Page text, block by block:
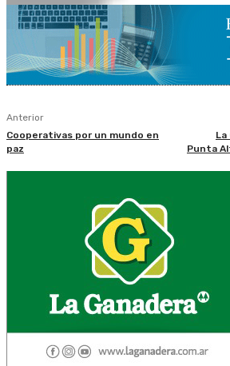
Anterior
Cooperativas por un mundo en
paz
Punta